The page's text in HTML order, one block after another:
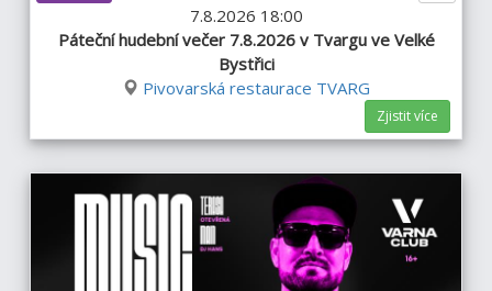
7.8.2026 18:00
Páteční hudební večer 7.8.2026 v Tvargu ve Velké
Bystřici
Pivovarská restaurace TVARG
Zjistit více